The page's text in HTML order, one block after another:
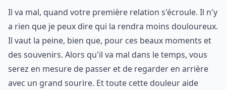
Il va mal, quand votre première relation s'écroule. Il n'y
a rien que je peux dire qui la rendra moins douloureux.
Il vaut la peine, bien que, pour ces beaux moments et
des souvenirs. Alors qu'il va mal dans le temps, vous
serez en mesure de passer et de regarder en arrière
avec un grand sourire. Et toute cette douleur aide